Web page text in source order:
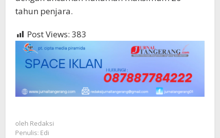
tahun penjara.
Post Views: 383
oleh Redaksi
Penulis: Edi